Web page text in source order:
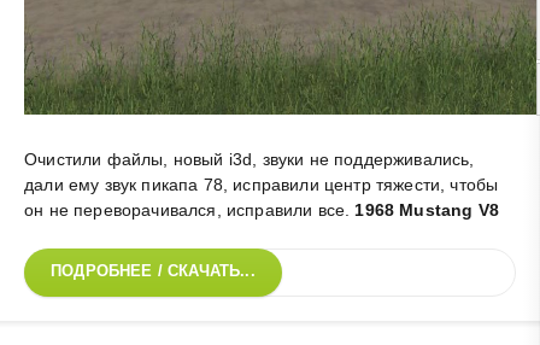
Очистили файлы, новый i3d, звуки не поддерживались,
дали ему звук пикапа 78, исправили центр тяжести, чтобы
он не переворачивался, исправили все 1968 Mustang V8
ПОДРОБНЕЕ / СКАЧАТЬ...